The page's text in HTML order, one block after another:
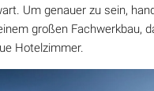
Um genauer zu sein,
großen Fachwerkbau,
Hotelzimmer.